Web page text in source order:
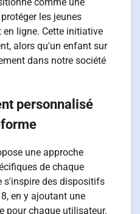
comme une
les jeunes
ligne. Cette initiative
alors qu'un enfant sur
dans notre société
personnalisé
une approche
de chaque
s'inspire des dispositifs
en y ajoutant une
pour chaque utilisateur.